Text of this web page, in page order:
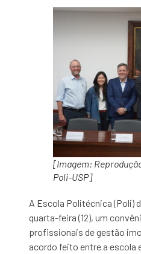
[Imagem:
Poli-USP]
A Escola Politécnica (Poli)
quarta-feira (12), um
profissionais de gestão
acordo feito entre a escola